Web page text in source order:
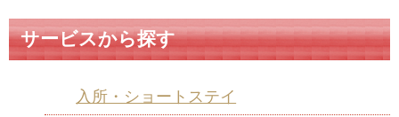
サービスから探す
入所・ショートステイ